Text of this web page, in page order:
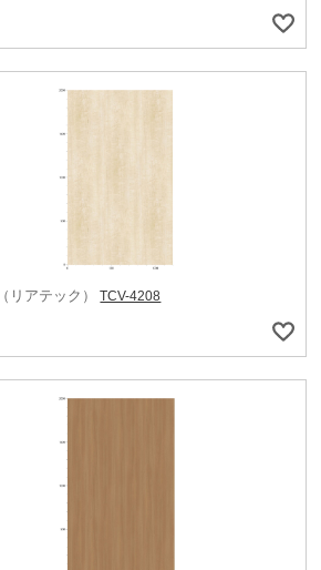
リアテック）
TCV-4208